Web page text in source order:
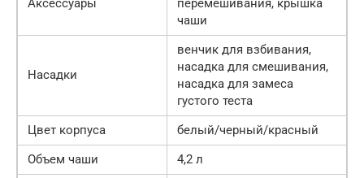
Аксессуары
перемешивания, крышка
чаши
Насадки
венчик для взбивания,
насадка для смешивания,
насадка для замеса
густого теста
Цвет корпуса
белый/черный/красный
Объем чаши
4,2 л